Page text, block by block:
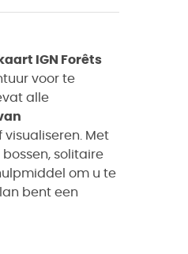
IGN Forêts
voor te
alle
visualiseren. Met
solitaire
om u te
bent een